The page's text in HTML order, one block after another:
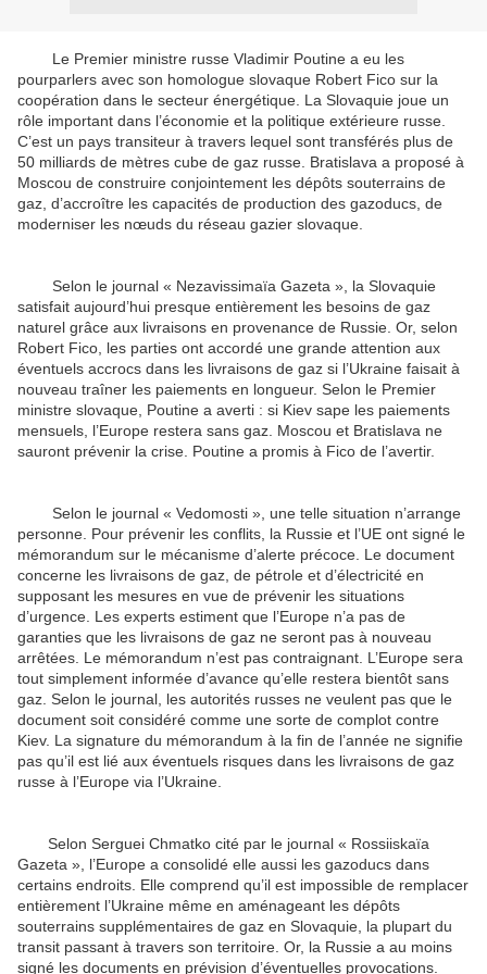
Le Premier ministre russe Vladimir Poutine a eu les
pourparlers avec son homologue slovaque Robert Fico sur la
coopération dans le secteur énergétique. La Slovaquie joue un
rôle important dans l’économie et la politique extérieure russe.
C’est un pays transiteur à travers lequel sont transférés plus de
50 milliards de mètres cube de gaz russe. Bratislava a proposé à
Moscou de construire conjointement les dépôts souterrains de
gaz, d’accroître les capacités de production des gazoducs, de
moderniser les nœuds du réseau gazier slovaque.
Selon le journal « Nezavissimaïa Gazeta », la Slovaquie
satisfait aujourd’hui presque entièrement les besoins de gaz
naturel grâce aux livraisons en provenance de Russie. Or, selon
Robert Fico, les parties ont accordé une grande attention aux
éventuels accrocs dans les livraisons de gaz si l’Ukraine faisait à
nouveau traîner les paiements en longueur. Selon le Premier
ministre slovaque, Poutine a averti : si Kiev sape les paiements
mensuels, l’Europe restera sans gaz. Moscou et Bratislava ne
sauront prévenir la crise. Poutine a promis à Fico de l’avertir.
Selon le journal « Vedomosti », une telle situation n’arrange
personne. Pour prévenir les conflits, la Russie et l’UE ont signé le
mémorandum sur le mécanisme d’alerte précoce. Le document
concerne les livraisons de gaz, de pétrole et d’électricité en
supposant les mesures en vue de prévenir les situations
d’urgence. Les experts estiment que l’Europe n’a pas de
garanties que les livraisons de gaz ne seront pas à nouveau
arrêtées. Le mémorandum n’est pas contraignant. L’Europe sera
tout simplement informée d’avance qu’elle restera bientôt sans
gaz. Selon le journal, les autorités russes ne veulent pas que le
document soit considéré comme une sorte de complot contre
Kiev. La signature du mémorandum à la fin de l’année ne signifie
pas qu’il est lié aux éventuels risques dans les livraisons de gaz
russe à l’Europe via l’Ukraine.
Selon Serguei Chmatko cité par le journal « Rossiiskaïa
Gazeta », l’Europe a consolidé elle aussi les gazoducs dans
certains endroits. Elle comprend qu’il est impossible de remplacer
entièrement l’Ukraine même en aménageant les dépôts
souterrains supplémentaires de gaz en Slovaquie, la plupart du
transit passant à travers son territoire. Or, la Russie a au moins
signé les documents en prévision d’éventuelles provocations.